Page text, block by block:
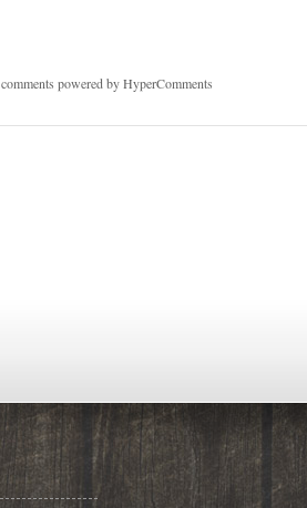
comments powered by HyperComments